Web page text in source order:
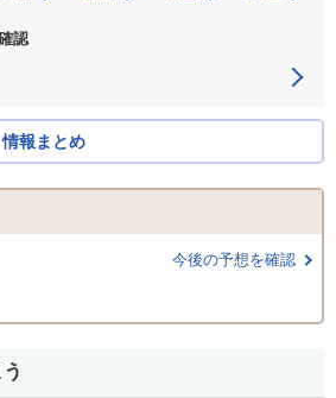
認
報まとめ
今後の予想を確認